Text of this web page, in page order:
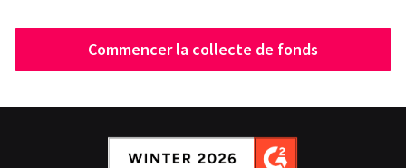
Commencer la collecte de fonds